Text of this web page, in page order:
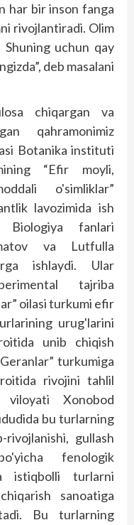
har bir inson fanga
rivojlantiradi. Olim
uchun qay
deb masalani
chiqargan va
qahramonimiz
Botanika instituti
“Efir moyli,
o'simlik­lar”
lavozimida ish
Biologiya fanlari
va Lutfulla
ishlaydi. Ular
taj­riba
oilasi turkumi efir
urug'larini
unib chiqish
turkumiga
rivojini tahlil
viloyati Xonobod
bu turlarning
gullash
fenologik
istiqbolli turlarni
sanoatiga
Bu turlarning